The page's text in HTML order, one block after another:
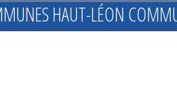
HAUT-LÉON